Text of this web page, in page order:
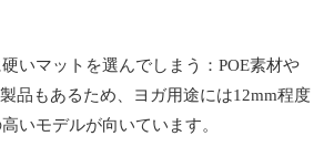
いマットを選んでしまう：POE素材や
品もあるため、ヨガ用途には12mm程度
いモデルが向いています。